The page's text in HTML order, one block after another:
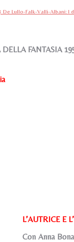
De Lullo-Falk-Valli-Albani: I
FANTASIA
L’AUTRICE E
Con Anna